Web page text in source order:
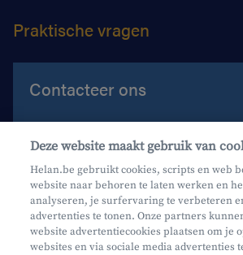
Praktische vragen
Contacteer ons
Contacteer ons
Maak een afspraak
Waar vind je ons?
Deze website maakt gebruik van
Helan.be gebruikt cookies, scripts en web
website naar behoren te laten werken en
analyseren, je surfervaring te verbeteren
advertenties te tonen. Onze partners
website advertentiecookies plaatsen om je
websites en via sociale media advertenties